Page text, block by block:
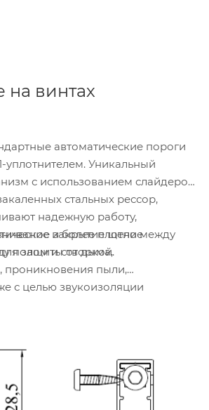
на винтах
автоматические пороги
уплотнителем. Уникальный
с использованием слайдеров
стальных рессор,
надежную работу,
и более плотное
полом и створкой.
закрытие щели между
защиты от дыма,
проникновения пыли,
с целью звукоизоляции